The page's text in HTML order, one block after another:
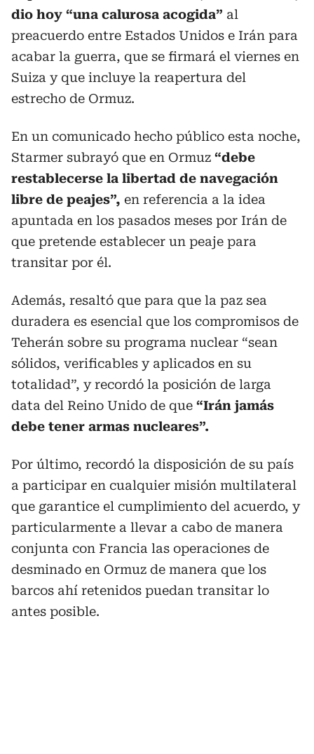
dio hoy “una calurosa acogida” al
preacuerdo entre Estados Unidos e Irán para
acabar la guerra, que se firmará el viernes en
Suiza y que incluye la reapertura del
estrecho de Ormuz.
En un comunicado hecho público esta noche,
Starmer subrayó que en Ormuz “debe
restablecerse la libertad de navegación
libre de peajes”, en referencia a la idea
apuntada en los pasados meses por Irán de
que pretende establecer un peaje para
transitar por él.
Además, resaltó que para que la paz sea
duradera es esencial que los compromisos de
Teherán sobre su programa nuclear “sean
sólidos, verificables y aplicados en su
totalidad”, y recordó la posición de larga
data del Reino Unido de que “Irán jamás
debe tener armas nucleares”.
Por último, recordó la disposición de su país
a participar en cualquier misión multilateral
que garantice el cumplimiento del acuerdo, y
particularmente a llevar a cabo de manera
conjunta con Francia las operaciones de
desminado en Ormuz de manera que los
barcos ahí retenidos puedan transitar lo
antes posible.